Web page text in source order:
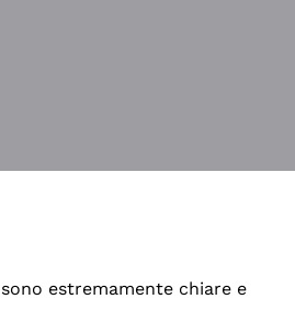
estremamente chiare e